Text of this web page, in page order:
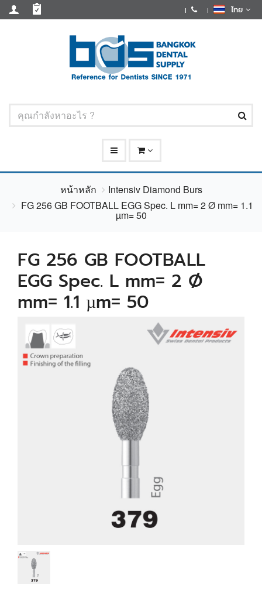
ไทย
หน้าหลัก
Intensiv Diamond Burs
FG 256 GB FOOTBALL EGG Spec. L mm= 2 Ø mm= 1.1
µm= 50
FG 256 GB FOOTBALL
EGG Spec. L mm= 2 Ø
mm= 1.1 µm= 50